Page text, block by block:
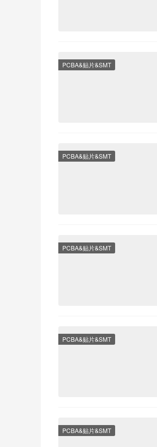
PCBA&贴片&SMT
PCBA&贴片&SMT
PCBA&贴片&SMT
PCBA&贴片&SMT
PCBA&贴片&SMT